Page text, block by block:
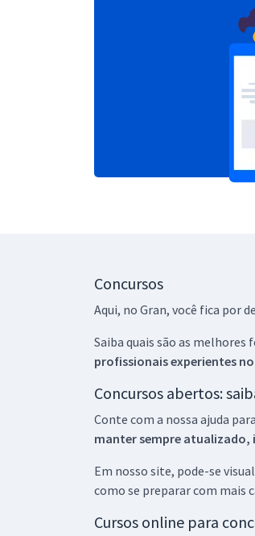
Concursos
Aqui, no Gran, você fica por
Saiba quais são as melhores
profissionais experientes
Concursos abertos:
Conte com a nossa ajuda
manter sempre atualizado,
Em nosso site, pode-se
como se preparar com mais
Cursos online para